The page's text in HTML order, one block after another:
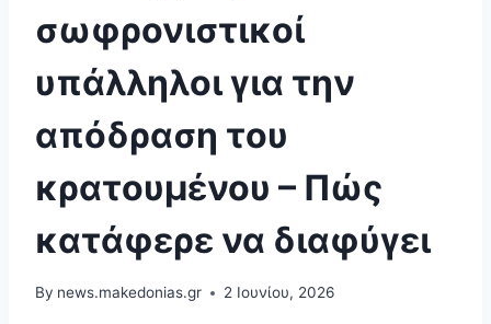
σωφρονιστικοί
υπάλληλοι για την
απόδραση του
κρατουμένου – Πώς
κατάφερε να διαφύγει
By news.makedonias.gr 2 Ιουνίου, 2026